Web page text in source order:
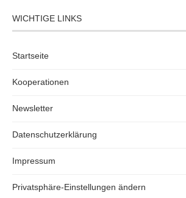
WICHTIGE LINKS
Startseite
Kooperationen
Newsletter
Datenschutzerklärung
Impressum
Privatsphäre-Einstellungen ändern